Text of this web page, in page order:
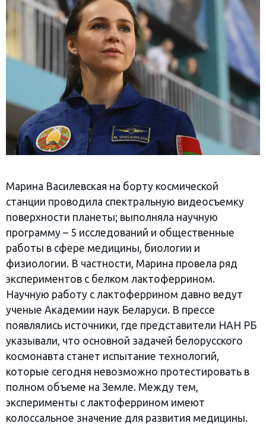
Марина Василевская на борту космической
станции проводила спектральную видеосъемку
поверхности планеты; выполняла научную
программу – 5 исследований и общественные
работы в сфере медицины, биологии и
физиологии. В частности, Марина провела ряд
экспериментов с белком лактоферрином.
Научную работу с лактоферрином давно ведут
ученые Академии наук Беларуси. В прессе
появлялись источники, где представители НАН РБ
указывали, что основной задачей белорусского
космонавта станет испытание технологий,
которые сегодня невозможно протестировать в
полном объеме на Земле. Между тем,
эксперименты с лактоферрином имеют
колоссальное значение для развития медицины.